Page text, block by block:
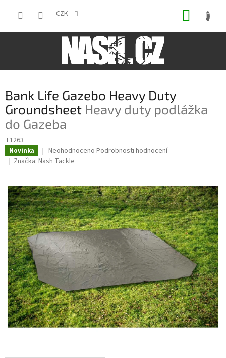
CZK
Bank Life Gazebo Heavy Duty
Groundsheet Heavy duty podlážka
do Gazeba
T1263
Novinka
Průměrné
hodnocení
0,0
z
5
hvězdiček.
Neohodnoceno Podrobnosti hodnocení
Značka: Nash Tackle